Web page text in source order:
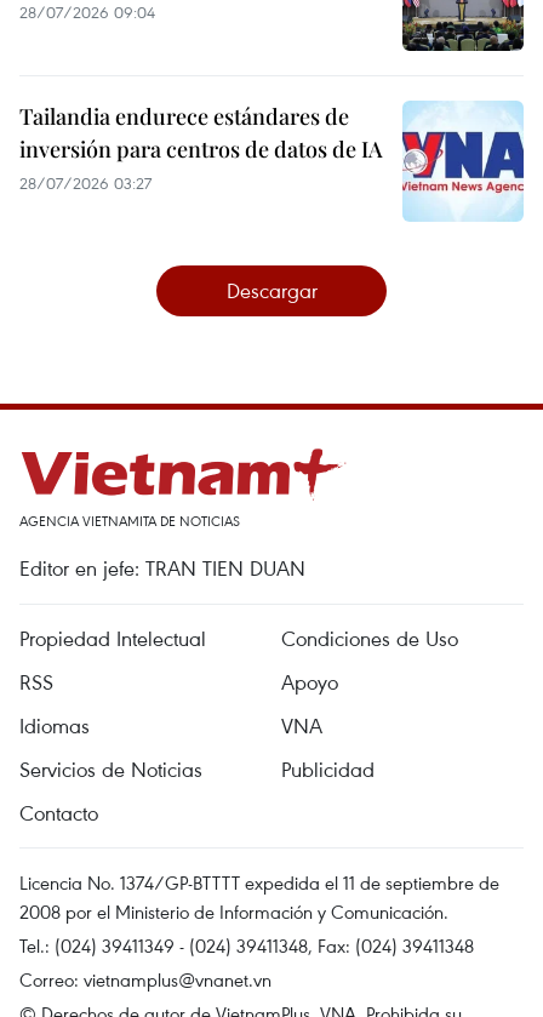
28/07/2026 09:04
Tailandia endurece estándares de
inversión para centros de datos de IA
28/07/2026 03:27
Descargar
AGENCIA VIETNAMITA DE NOTICIAS
Editor en jefe: TRAN TIEN DUAN
Propiedad Intelectual
Condiciones de Uso
RSS
Apoyo
Idiomas
VNA
Servicios de Noticias
Publicidad
Contacto
Licencia No. 1374/GP-BTTTT expedida el 11 de septiembre de
2008 por el Ministerio de Información y Comunicación.
Tel.: (024) 39411349 - (024) 39411348, Fax: (024) 39411348
Correo: vietnamplus@vnanet.vn